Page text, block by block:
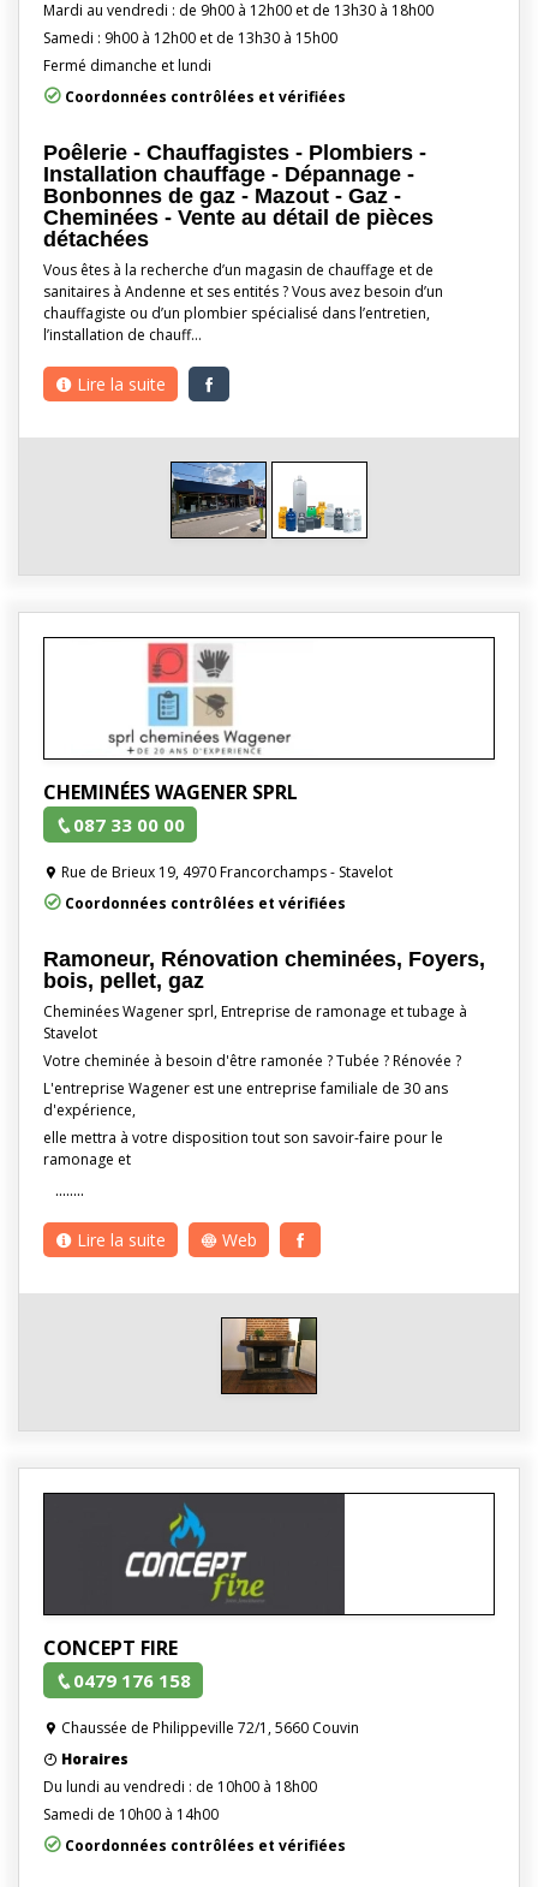
Mardi au vendredi : de 9h00 à 12h00 et de 13h30 à 18h00
Samedi : 9h00 à 12h00 et de 13h30 à 15h00
Fermé dimanche et lundi
Coordonnées contrôlées et vérifiées
Poêlerie - Chauffagistes - Plombiers -
Installation chauffage - Dépannage -
Bonbonnes de gaz - Mazout - Gaz -
Cheminées - Vente au détail de pièces
détachées
Vous êtes à la recherche d’un magasin de chauffage et de
sanitaires à Andenne et ses entités ? Vous avez besoin d’un
chauffagiste ou d’un plombier spécialisé dans l’entretien,
l’installation de chauff…
Lire la suite
CHEMINÉES WAGENER SPRL
087 33 00 00
Rue de Brieux 19, 4970 Francorchamps - Stavelot
Coordonnées contrôlées et vérifiées
Ramoneur, Rénovation cheminées, Foyers,
bois, pellet, gaz
Cheminées Wagener sprl, Entreprise de ramonage et tubage à
Stavelot
Votre cheminée à besoin d'être ramonée ? Tubée ? Rénovée ?
L'entreprise Wagener est une entreprise familiale de 30 ans
d'expérience,
elle mettra à votre disposition tout son savoir-faire pour le
ramonage et
........
Lire la suite Web
CONCEPT FIRE
0479 176 158
Chaussée de Philippeville 72/1, 5660 Couvin
Horaires
Du lundi au vendredi : de 10h00 à 18h00
Samedi de 10h00 à 14h00
Coordonnées contrôlées et vérifiées